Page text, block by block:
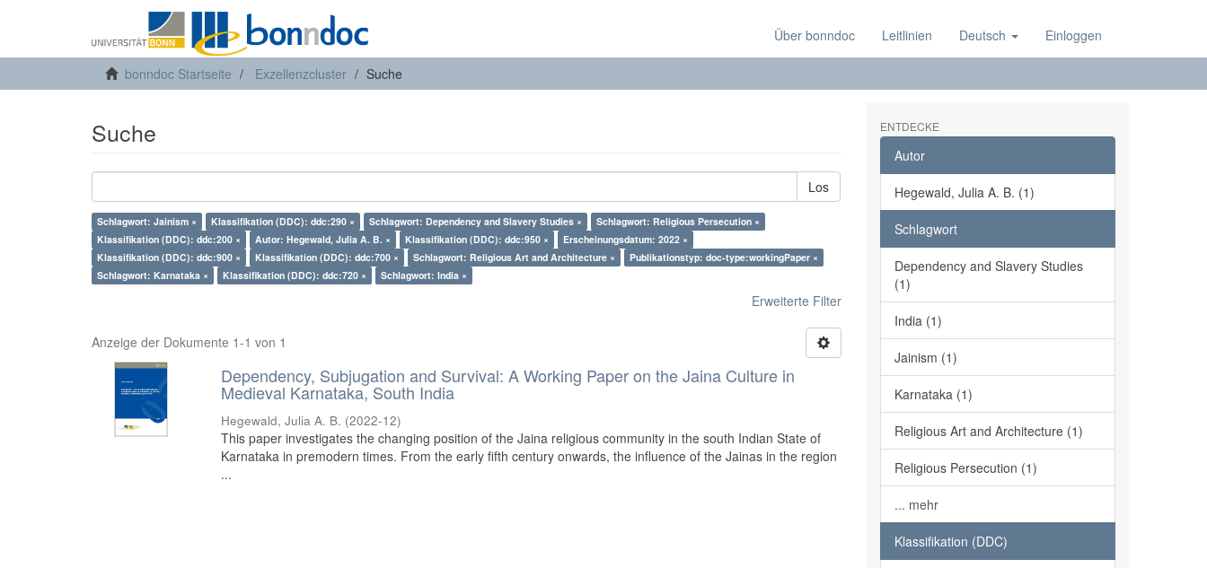
Über bonndoc Leitlinien Deutsch Einloggen
bonndoc Startseite Exzellenzcluster Suche
Suche
Los
Schlagwort: Jainism × Klassifikation (DDC): ddc:290 × Schlagwort: Dependency and Slavery Studies ×
Schlagwort: Religious Persecution ×
Klassifikation (DDC): ddc:200 ×
Autor: Hegewald, Julia A. B. × Klassifikation (DDC): ddc:950 ×
Erscheinungsdatum: 2022 ×
Klassifikation (DDC): ddc:900 ×
Klassifikation (DDC): ddc:700 × Schlagwort: Religious Art and Architecture ×
Publikationstyp: doc-type:workingPaper ×
Schlagwort: Karnataka ×
Klassifikation (DDC): ddc:720 × Schlagwort: India ×
Erweiterte Filter
Anzeige der Dokumente 1-1 von 1
Dependency, Subjugation and Survival: A Working Paper on the Jaina Culture in
Medieval Karnataka, South India
Hegewald, Julia A. B. (2022-12)
This paper investigates the changing position of the Jaina religious community in the south Indian State of
Karnataka in premodern times. From the early fifth century onwards, the influence of the Jainas in the region
...
ENTDECKE
Autor
Hegewald, Julia A. B. (1)
Schlagwort
Dependency and Slavery Studies
(1)
India (1)
Jainism (1)
Karnataka (1)
Religious Art and Architecture (1)
Religious Persecution (1)
... mehr
Klassifikation (DDC)